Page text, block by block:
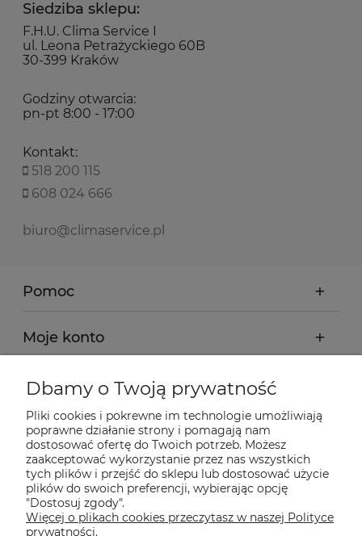
Siedziba sklepu:
F.H.U. Clima Service I
ul. Leona Petrażyckiego 60B
30-399 Kraków
Godziny otwarcia:
pn-pt 8:00 - 17:00
Kontakt:
518 200 115
608 024 666
biuro@climaservice.pl
Pomoc
Moje konto
Płatności i dostawa
Informacje
O nas
Nasze sklepy Allegro
Dbamy o Twoją prywatność
Pliki cookies i pokrewne im technologie umożliwiają
poprawne działanie strony i pomagają nam
dostosować ofertę do Twoich potrzeb. Możesz
zaakceptować wykorzystanie przez nas wszystkich
tych plików i przejść do sklepu lub dostosować użycie
plików do swoich preferencji, wybierając opcję
"Dostosuj zgody".
Więcej o plikach cookies przeczytasz w naszej Polityce
prywatności.